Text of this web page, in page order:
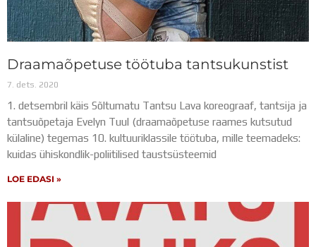
Draamaõpetuse töötuba tantsukunstist
7. dets. 2020
1. detsembril käis Sõltumatu Tantsu Lava koreograaf, tantsija ja
tantsuõpetaja Evelyn Tuul (draamaõpetuse raames kutsutud
külaline) tegemas 10. kultuuriklassile töötuba, mille teemadeks:
kuidas ühiskondlik-poliitilised taustsüsteemid
LOE EDASI »